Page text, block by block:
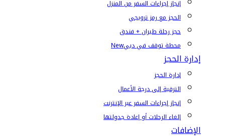
إنجاز إجراءات السفر من المنزل
الحجز مع رمز ترويجي
حجز رحلة طيران + فندق
محطة توقف في دبيNew
إدارة الحجز
إدارة الحجز
الترقية إلى درجة الأعمال
إنجاز إجراءات السفر عبر الإنترنت
إلغاء الرحلات أو إعادة جدولتها
الإضافات